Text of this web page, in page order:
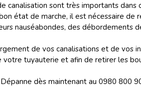
canalisation sont très importants
état de marche, il est nécessaire de
nauséabondes, des débordements
de vos canalisations et de vos
votre tuyauterie et afin de retirer les
dès maintenant au 0980 800